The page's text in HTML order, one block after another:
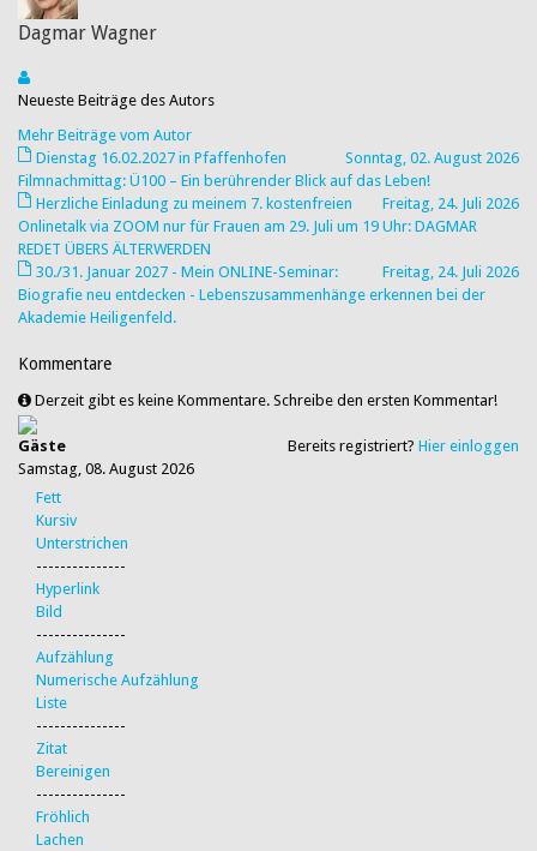
Dagmar Wagner
Neueste Beiträge des Autors
Mehr Beiträge vom Autor
Sonntag, 02. August 2026
Dienstag 16.02.2027 in Pfaffenhofen
Filmnachmittag: Ü100 – Ein berührender Blick auf das Leben!
Freitag, 24. Juli 2026
Herzliche Einladung zu meinem 7. kostenfreien
Onlinetalk via ZOOM nur für Frauen am 29. Juli um 19 Uhr: DAGMAR
REDET ÜBERS ÄLTERWERDEN
Freitag, 24. Juli 2026
30./31. Januar 2027 - Mein ONLINE-Seminar:
Biografie neu entdecken - Lebenszusammenhänge erkennen bei der
Akademie Heiligenfeld.
Kommentare
Derzeit gibt es keine Kommentare. Schreibe den ersten Kommentar!
Bereits registriert? Hier einloggen
Gäste
Samstag, 08. August 2026
Fett
Kursiv
Unterstrichen
---------------
Hyperlink
Bild
---------------
Aufzählung
Numerische Aufzählung
Liste
---------------
Zitat
Bereinigen
---------------
Fröhlich
Lachen